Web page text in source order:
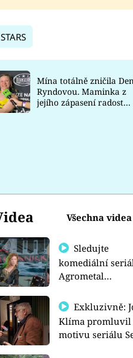
Prima
Sledujte nás
Mína totálně zničila
Ryndovou. Maminka z
jejího zápasení radost
Všechna videa
Sledujte
komediální
Agrometal
prima+
Exkluzivně: Josef
Klíma promluvil
motivu seriálu